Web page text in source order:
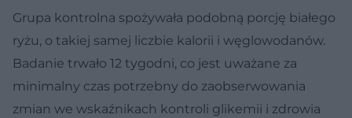
Grupa kontrolna spożywała podobną porcję białego
ryżu, o takiej samej liczbie kalorii i węglowodanów.
Badanie trwało 12 tygodni, co jest uważane za
minimalny czas potrzebny do zaobserwowania
zmian we wskaźnikach kontroli glikemii i zdrowia